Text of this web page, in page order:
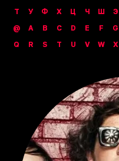
Т
У Ф Х Ц Ч Ш Э
@
A B C D E F G
Q
R S T U V W X